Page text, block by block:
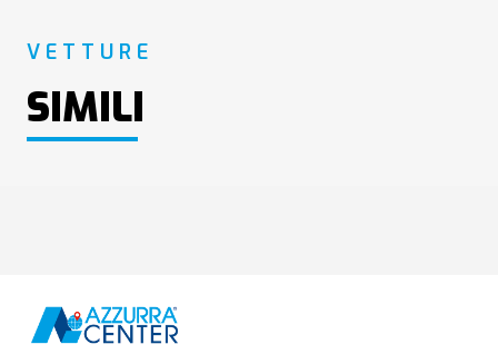
VETTURE
SIMILI